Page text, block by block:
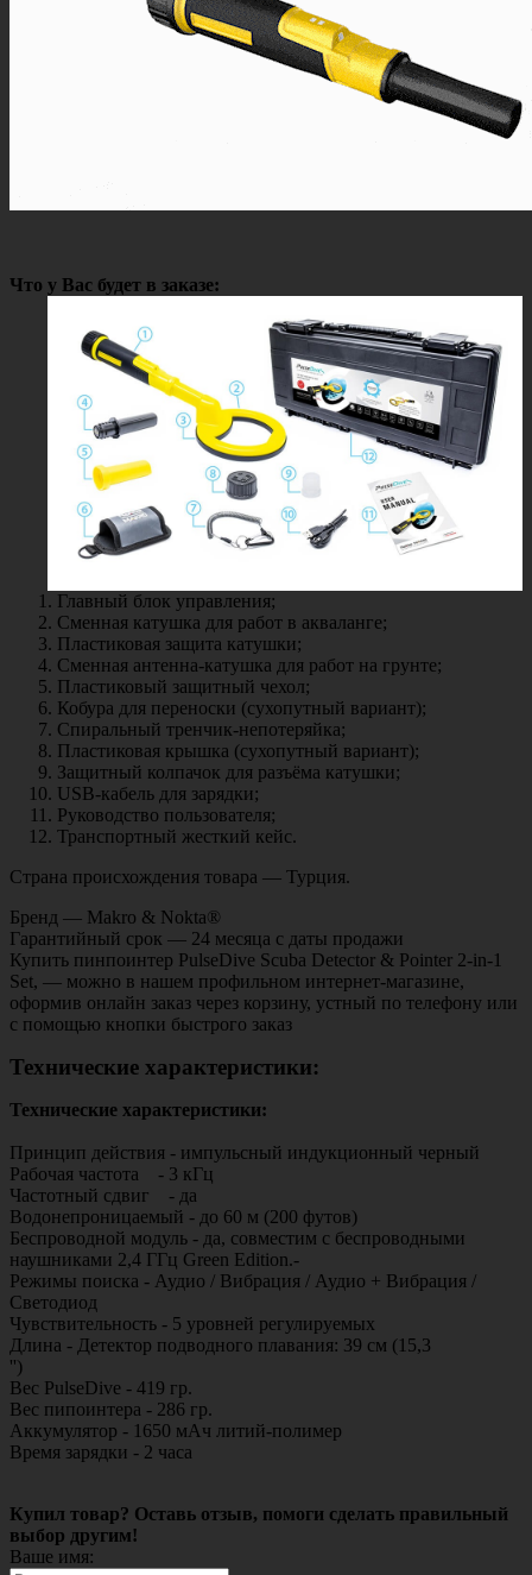
Что у Вас будет в заказе:
Главный блок управления;
Сменная катушка для работ в акваланге;
Пластиковая защита катушки;
Сменная антенна-катушка для работ на грунте;
Пластиковый защитный чехол;
Кобура для переноски (сухопутный вариант);
Спиральный тренчик-непотеряйка;
Пластиковая крышка (сухопутный вариант);
Защитный колпачок для разъёма катушки;
USB-кабель для зарядки;
Руководство пользователя;
Транспортный жесткий кейс.
Страна происхождения товара — Турция.
Бренд — Makro & Nokta®
Гарантийный срок — 24 месяца с даты продажи
Купить пинпоинтер PulseDive Scuba Detector & Pointer 2-in-1
Set, — можно в нашем профильном интернет-магазине,
оформив онлайн заказ через корзину, устный по телефону или
с помощью кнопки быстрого заказ
Технические характеристики:
Технические характеристики:
Принцип действия - импульсный индукционный черный
Рабочая частота - 3 кГц
Частотный сдвиг - да
Водонепроницаемый - до 60 м (200 футов)
Беспроводной модуль - да, совместим с беспроводными
наушниками 2,4 ГГц Green Edition.-
Режимы поиска - Аудио / Вибрация / Аудио + Вибрация /
Светодиод
Чувствительность - 5 уровней регулируемых
Длина - Детектор подводного плавания: 39 см (15,3
'')
Вес PulseDive - 419 гр.
Вес пипоинтера - 286 гр.
Аккумулятор - 1650 мАч литий-полимер
Время зарядки - 2 часа
Купил товар? Оставь отзыв, помоги сделать правильный
выбор другим!
Ваше имя: